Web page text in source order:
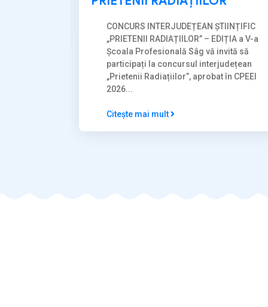
CONCURS INTERJUDEȚEAN ȘTIINȚIFIC
„PRIETENII RADIAȚIILOR” – EDIȚIA a V-a
Școala Profesională Sâg vă invită să
participați la concursul interjudețean
„Prietenii Radiațiilor”, aprobat în CPEEI
2026...
Citește mai mult